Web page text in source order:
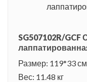
SG507102R/
Размер: 119*33 см
Вес: 11.48 кг